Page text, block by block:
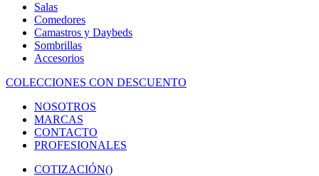
Salas
Comedores
Camastros y Daybeds
Sombrillas
Accesorios
COLECCIONES CON DESCUENTO
NOSOTROS
MARCAS
CONTACTO
PROFESIONALES
COTIZACIÓN()